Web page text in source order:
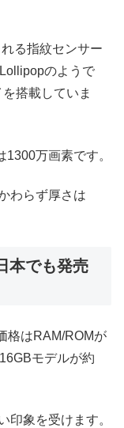
る指紋センサー
のようで
搭載していま
万画素です。
わらず厚さは
本でも発売
格はRAM/ROMが
モデルが約
印象を受けます。